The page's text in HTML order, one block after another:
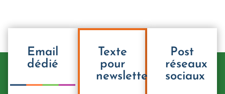
Email
dédié
Texte
pour
newsletter
Post
réseaux
sociaux